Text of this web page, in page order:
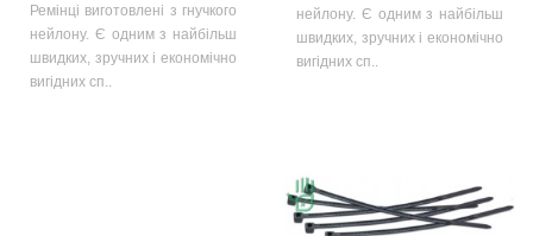
Ремінці виготовлені з гнучкого
нейлону. Є одним з найбільш
швидких, зручних і економічно
вигідних сп..
нейлону. Є одним з найбільш
швидких, зручних і економічно
вигідних сп..